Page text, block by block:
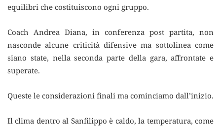
equilibri che costituiscono ogni gruppo.
Coach Andrea Diana, in conferenza post partita, non
nasconde alcune criticità difensive ma sottolinea come
siano state, nella seconda parte della gara, affrontate e
superate.
Queste le considerazioni finali ma cominciamo dall’inizio.
Il clima dentro al Sanfilippo è caldo, la temperatura, come